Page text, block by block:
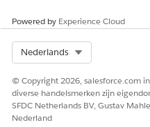
deze connector van derden.
HEEFT DIT ARTIKEL
Laat ons weten wat we
Powered by Experience Cloud
Nederlands
© Copyright 2026, salesforce.com
diverse handelsmerken zijn
SFDC Netherlands BV, Gustav
Nederland